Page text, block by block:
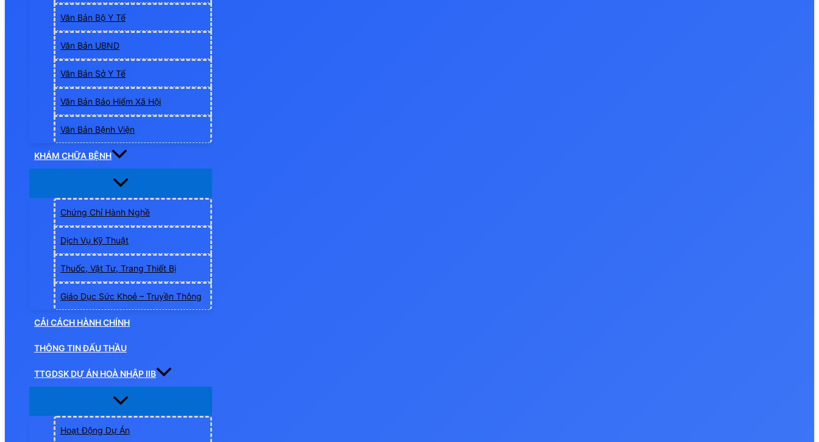
Văn Bản Bộ Y Tế
Văn Bản UBND
Văn Bản Sở Y Tế
Văn Bản Bảo Hiểm Xã Hội
Văn Bản Bệnh Viện
KHÁM CHỮA BỆNH
Chứng Chỉ Hành Nghề
Dịch Vụ Kỹ Thuật
Thuốc, Vật Tư, Trang Thiết Bị
Giáo Dục Sức Khoẻ – Truyền Thông
CẢI CÁCH HÀNH CHÍNH
THÔNG TIN ĐẤU THẦU
TTGDSK DỰ ÁN HOÀ NHẬP IIB
Hoạt Động Dự Án